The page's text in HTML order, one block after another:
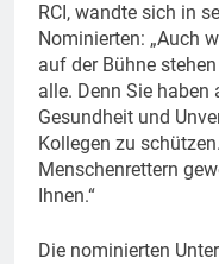
RCI, wandte sich in
Nominierten: „Auch
auf der Bühne
alle. Denn Sie haben
Gesundheit und
Kollegen zu
Menschenrettern
Ihnen.“
Die nominierten